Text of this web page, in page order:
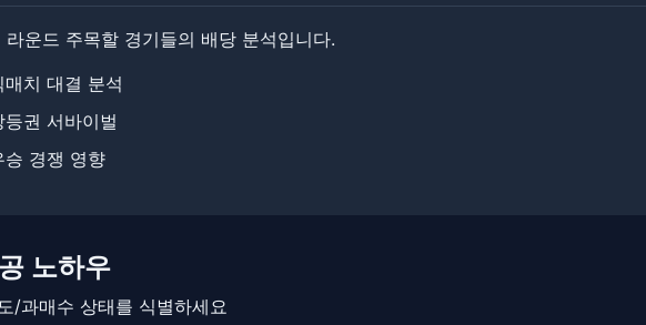
라운드 주목할 경기들의 배당 분석입니다.
매치 대결 분석
등권 서바이벌
승 경쟁 영향
노하우
/과매수 상태를 식별하세요